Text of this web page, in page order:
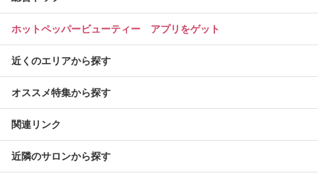
ホットペッパービューティー アプリをゲット
近くのエリアから探す
オススメ特集から探す
関連リンク
近隣のサロンから探す